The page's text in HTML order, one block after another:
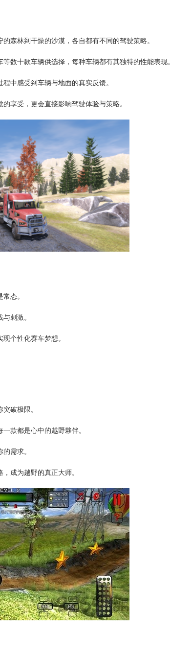
森林到干燥的沙漠，各自都有不同的驾驶策略。
数十款车辆供选择，每种车辆都有其独特的性能表现。
中感受到车辆与地面的真实反馈。
享受，更会直接影响驾驶体验与策略。
态。
刺激。
个性化赛车梦想。
破极限。
款都是心中的越野夥伴。
需求。
成为越野的真正大师。